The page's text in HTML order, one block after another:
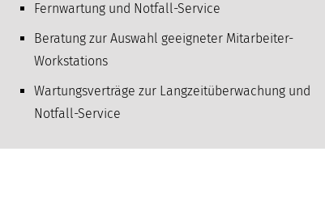
Fernwartung und Notfall-Service
Beratung zur Auswahl geeigneter Mitarbeiter-
Workstations
Wartungsverträge zur Langzeitüberwachung und
Notfall-Service